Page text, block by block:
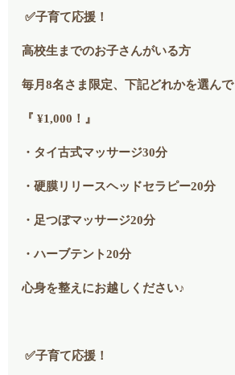
✅子育て応援！
高校生までのお子さんがいる方
毎月8名さま限定、下記どれかを選んで
『 ¥1,000！』
・タイ古式マッサージ30分
・硬膜リリースヘッドセラピー20分
・足つぼマッサージ20分
・ハーブテント20分
心身を整えにお越しください♪
✅子育て応援！